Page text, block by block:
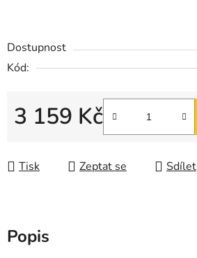
Dostupnost
Kód:
3 159 Kč
Tisk Zeptat se Sdílet
Popis